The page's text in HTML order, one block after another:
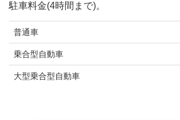
駐車料金(4時間まで)。
普通車
乗合型自動車
大型乗合型自動車